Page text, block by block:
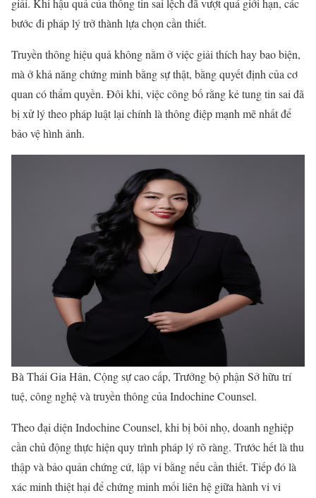
giải. Khi hậu quả của thông tin sai lệch đã vượt quá giới hạn, các
bước đi pháp lý trở thành lựa chọn cần thiết.
Truyền thông hiệu quả không nằm ở việc giải thích hay bao biện,
mà ở khả năng chứng minh bằng sự thật, bằng quyết định của cơ
quan có thẩm quyền. Đôi khi, việc công bố rằng kẻ tung tin sai đã
bị xử lý theo pháp luật lại chính là thông điệp mạnh mẽ nhất để
bảo vệ hình ảnh.
Bà Thái Gia Hân, Cộng sự cao cấp, Trưởng bộ phận Sở hữu trí
tuệ, công nghệ và truyền thông của Indochine Counsel.
Theo đại diện Indochine Counsel, khi bị bôi nhọ, doanh nghiệp
cần chủ động thực hiện quy trình pháp lý rõ ràng. Trước hết là thu
thập và bảo quản chứng cứ, lập vi bằng nếu cần thiết. Tiếp đó là
xác minh thiệt hại để chứng minh mối liên hệ giữa hành vi vi